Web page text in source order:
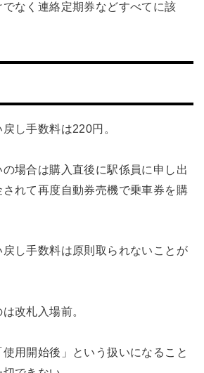
なく連絡定期券などすべてに該
し手数料は220円。
場合は購入直後に駅係員に申し出
れて再度自動券売機で乗車券を購
し手数料は原則取られないことが
改札入場前。
用開始後」という扱いになること